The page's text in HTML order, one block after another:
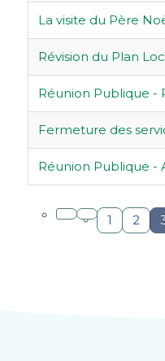
La visite du Père
Révision du Plan
Réunion Publique -
Fermeture des
Réunion Publique -
1 2